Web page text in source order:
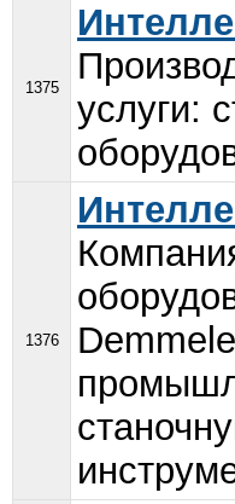
1375
услуги:
1376